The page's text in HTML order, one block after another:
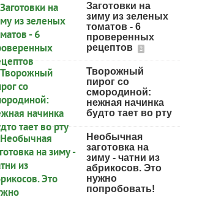
Заготовки на
зиму из зеленых
томатов - 6
проверенных
рецептов
2
Творожный
пирог со
смородиной:
нежная начинка
будто тает во рту
Необычная
заготовка на
зиму - чатни из
абрикосов. Это
нужно
попробовать!